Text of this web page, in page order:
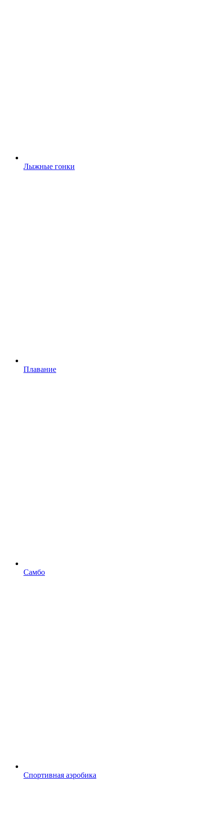
Лыжные гонки
Плавание
Самбо
Спортивная аэробика